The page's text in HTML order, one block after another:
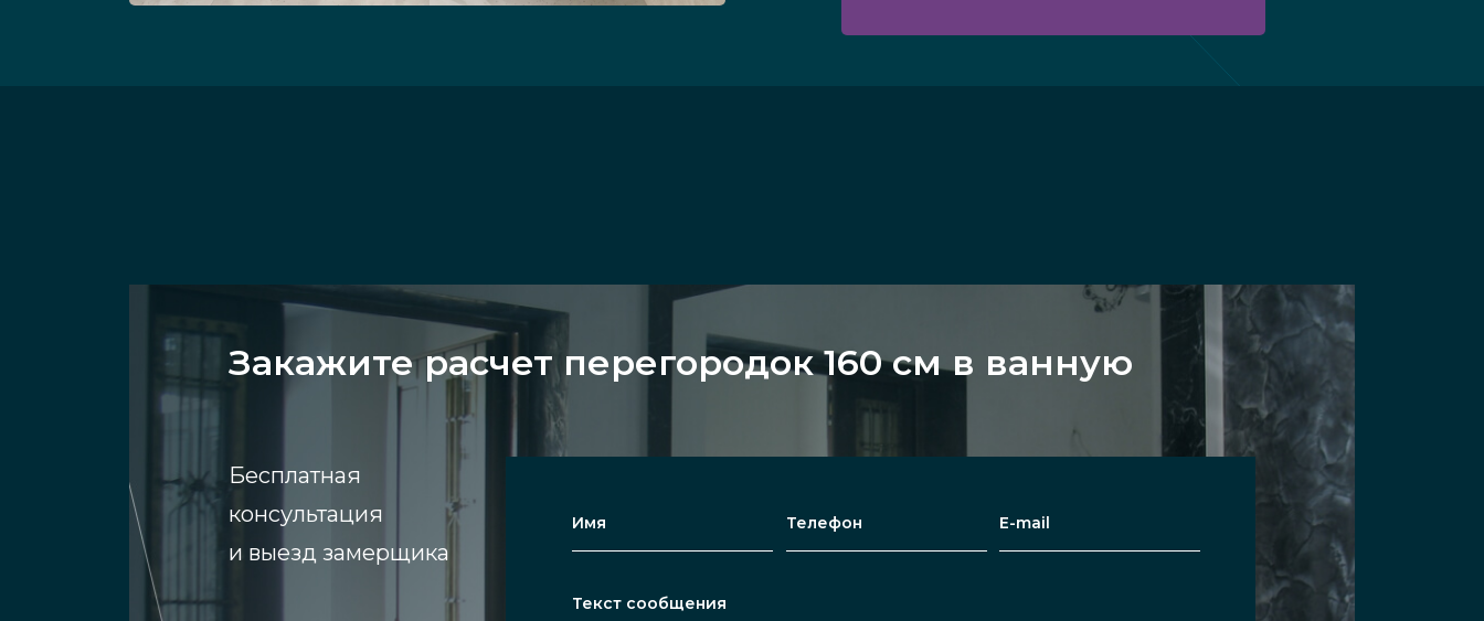
Закажите расчет перегородок 160 см в ванную
Бесплатная
консультация
и выезд замерщика